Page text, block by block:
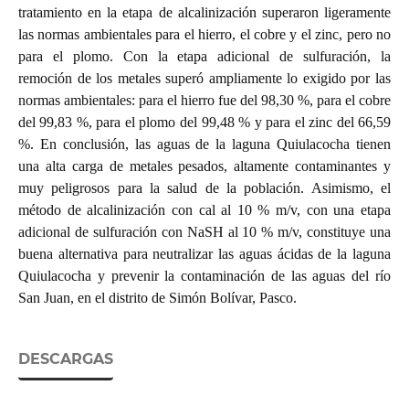
tratamiento en la etapa de alcalinización superaron ligeramente
las normas ambientales para el hierro, el cobre y el zinc, pero no
para el plomo. Con la etapa adicional de sulfuración, la
remoción de los metales superó ampliamente lo exigido por las
normas ambientales: para el hierro fue del 98,30 %, para el cobre
del 99,83 %, para el plomo del 99,48 % y para el zinc del 66,59
%. En conclusión, las aguas de la laguna Quiulacocha tienen
una alta carga de metales pesados, altamente contaminantes y
muy peligrosos para la salud de la población. Asimismo, el
método de alcalinización con cal al 10 % m/v, con una etapa
adicional de sulfuración con NaSH al 10 % m/v, constituye una
buena alternativa para neutralizar las aguas ácidas de la laguna
Quiulacocha y prevenir la contaminación de las aguas del río
San Juan, en el distrito de Simón Bolívar, Pasco.
DESCARGAS